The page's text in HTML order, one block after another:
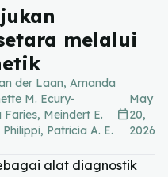
melalui
der Laan, Amanda
M. Ecury-
Meindert E.
Patricia A. E.
calendar_today
May
20,
2026
alat diagnostik